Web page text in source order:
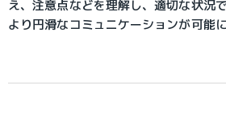
え、注意点などを理解し、適切な状況
より円滑なコミュニケーションが可能